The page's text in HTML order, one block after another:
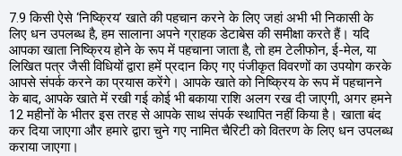
7.9 किसी ऐसे ‘निष्क्रिय’ खाते की पहचान करने के लिए जहां अभी भी निकासी के
लिए धन उपलब्ध है, हम सालाना अपने ग्राहक डेटाबेस की समीक्षा करते हैं। यदि
आपका खाता निष्क्रिय होने के रूप में पहचाना जाता है, तो हम टेलीफोन, ई-मेल, या
लिखित पत्र जैसी विधियों द्वारा हमें प्रदान किए गए पंजीकृत विवरणों का उपयोग करके
आपसे संपर्क करने का प्रयास करेंगे। आपके खाते को निष्क्रिय के रूप में पहचानने
के बाद, आपके खाते में रखी गई कोई भी बकाया राशि अलग रख दी जाएगी, अगर हमने
12 महीनों के भीतर इस तरह से आपके साथ संपर्क स्थापित नहीं किया है। खाता बंद
कर दिया जाएगा और हमारे द्वारा चुने गए नामित चैरिटी को वितरण के लिए धन उपलब्ध
कराया जाएगा।